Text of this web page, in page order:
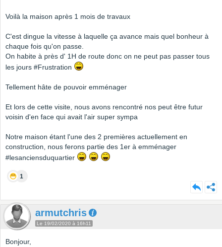
Voilà la maison après 1 mois de travaux
C'est dingue la vitesse à laquelle ça avance mais quel bonheur à
chaque fois qu'on passe.
On habite à près d' 1H de route donc on ne peut pas passer tous
les jours #Frustration
Tellement hâte de pouvoir emménager
Et lors de cette visite, nous avons rencontré nos peut être futur
voisin d'en face qui avait l'air super sympa
Notre maison étant l'une des 2 premières actuellement en
construction, nous ferons partie des 1er à emménager
#lesanciensduquartier
1
armutchris
Le 19/02/2020 à 16h11
Bonjour,